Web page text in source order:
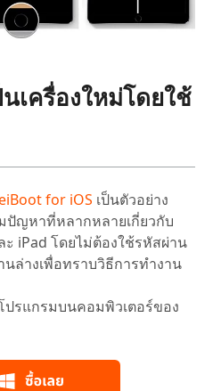
เครื่องใหม่โดยใช้
for iOS เป็นตัวอย่าง
ญหาที่หลากหลายเกี่ยวกับ
iPad โดยไม่ต้องใช้รหัสผ่าน
ล่างเพื่อทราบวิธีการทำงาน
รแกรมบนคอมพิวเตอร์ของ